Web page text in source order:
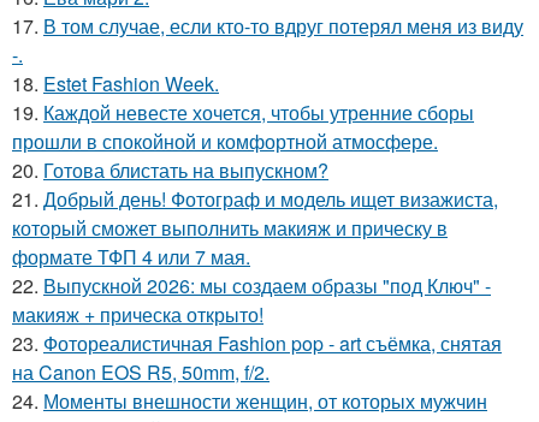
17. В том случае, если кто-то вдруг потерял меня из виду
-.
18. Estet Fashion Week.
19. Каждой невесте хочется, чтобы утренние сборы
прошли в спокойной и комфортной атмосфере.
20. Готова блистать на выпускном?
21. Добрый день! Фотограф и модель ищет визажиста,
который сможет выполнить макияж и прическу в
формате ТФП 4 или 7 мая.
22. Выпускной 2026: мы создаем образы "под Ключ" -
макияж + прическа открыто!
23. Фотореалистичная Fashion pop - art съёмка, снятая
на Canon EOS R5, 50mm, f/2.
24. Моменты внешности женщин, от которых мужчин